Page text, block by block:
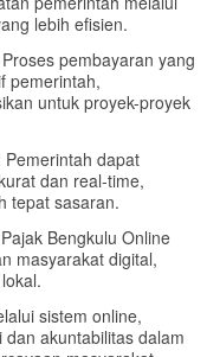
lebih efisien.
pembayaran yang
pemerintah,
untuk proyek-proyek
Pemerintah dapat
dan real-time,
tepat sasaran.
Bengkulu Online
masyarakat digital,
sistem online,
akuntabilitas dalam